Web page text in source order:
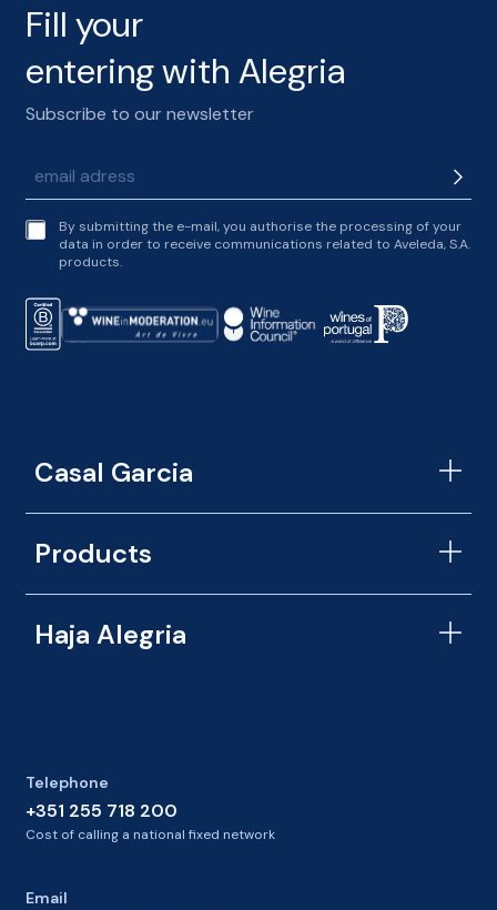
Fill your
entering with Alegria
Subscribe to our newsletter
e
s
o
f
s
By submitting the e-mail, you authorise the processing of your
data in order to receive communications related to Aveleda, S.A.
products.
Telephone
+351 255 718 200
Cost of calling a national fixed network
Email
Casal Garcia
Products
Haja Alegria